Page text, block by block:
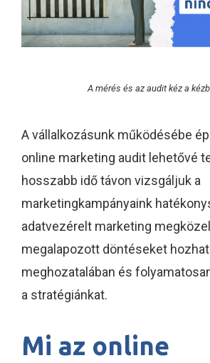
A mérés és az audit kéz a
A vállalkozásunk működésébe
online marketing audit lehetővé
hosszabb idő távon vizsgáljuk a
marketingkampányaink
adatvezérelt marketing
megalapozott döntéseket
meghozatalában és
a stratégiánkat.
Mi az online